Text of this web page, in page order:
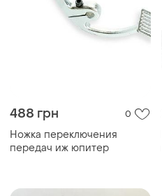
488 грн 0
Ножка переключения
передач иж юпитер